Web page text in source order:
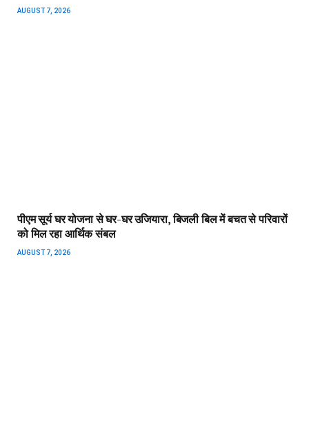
AUGUST 7, 2026
पीएम सूर्य घर योजना से घर-घर उजियारा, बिजली बिल में बचत से परिवारों
को मिल रहा आर्थिक संबल
AUGUST 7, 2026